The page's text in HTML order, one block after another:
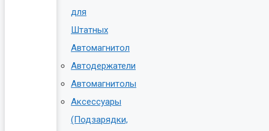
для
Штатных
Автомагнитол
Автодержатели
Автомагнитолы
Аксессуары
(Подзарядки,